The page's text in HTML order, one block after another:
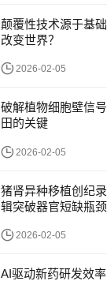
颠覆性技术源于基
改变世界？
2026-02-05
破解植物细胞壁信
田的关键
2026-02-05
猪肾异种移植创纪
辑突破器官短缺瓶颈
2026-02-05
AI驱动新药研发效